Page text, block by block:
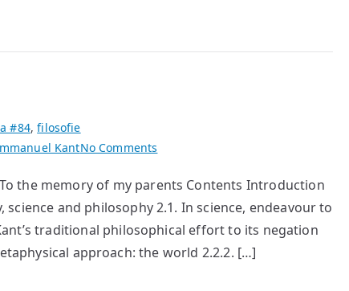
#84,filosofie
KantNo Comments
Polyptych
the memory of my parents Contents Introduction
science and philosophy 2.1. In science, endeavour to
traditional philosophical effort to its negation
approach: the world 2.2.2. […]